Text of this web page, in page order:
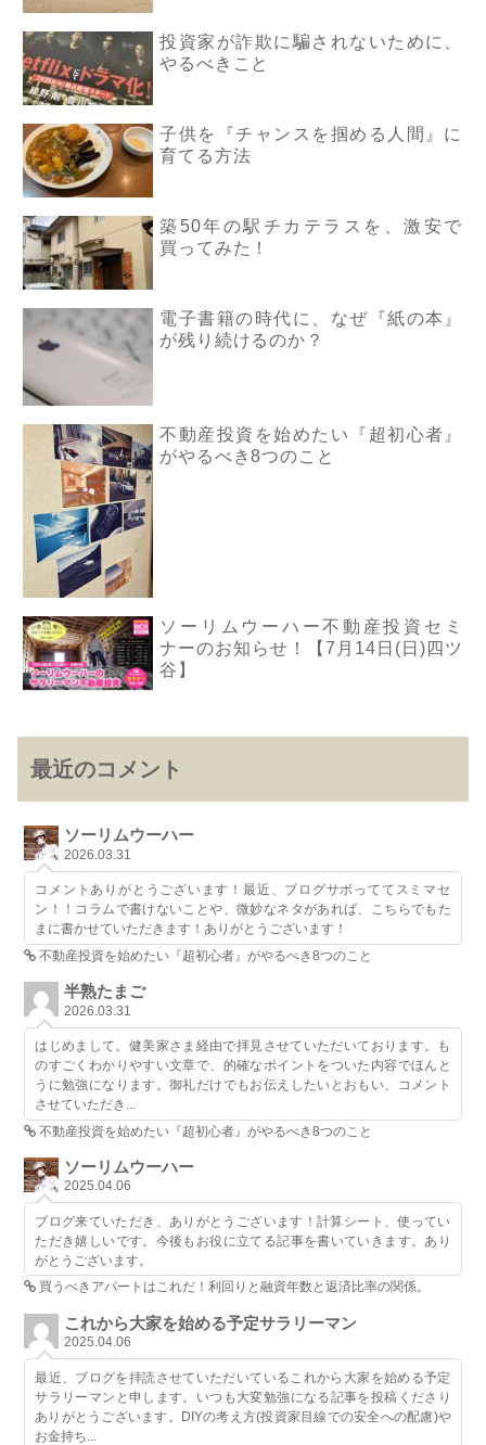
投資家が詐欺に騙されないために、
やるべきこと
子供を『チャンスを掴める人間』に
育てる方法
築50年の駅チカテラスを、激安で
買ってみた！
電子書籍の時代に、なぜ『紙の本』
が残り続けるのか？
不動産投資を始めたい『超初心者』
がやるべき8つのこと
ソーリムウーハー不動産投資セミ
ナーのお知らせ！【7月14日(日)四ツ
谷】
最近のコメント
ソーリムウーハー
2026.03.31
コメントありがとうございます！最近、ブログサボっててスミマセ
ン！！コラムで書けないことや、微妙なネタがあれば、こちらでもた
まに書かせていただきます！ありがとうございます！
不動産投資を始めたい『超初心者』がやるべき8つのこと
半熟たまご
2026.03.31
はじめまして。健美家さま経由で拝見させていただいております。も
のすごくわかりやすい文章で、的確なポイントをついた内容でほんと
うに勉強になります。御礼だけでもお伝えしたいとおもい、コメント
させていただき...
不動産投資を始めたい『超初心者』がやるべき8つのこと
ソーリムウーハー
2025.04.06
ブログ来ていただき、ありがとうございます！計算シート、使ってい
ただき嬉しいです。今後もお役に立てる記事を書いていきます。あり
がとうございます。
買うべきアパートはこれだ！利回りと融資年数と返済比率の関係。
これから大家を始める予定サラリーマン
2025.04.06
最近、ブログを拝読させていただいているこれから大家を始める予定
サラリーマンと申します。いつも大変勉強になる記事を投稿くださり
ありがとうございます。DIYの考え方(投資家目線での安全への配慮)や
お金持ち...